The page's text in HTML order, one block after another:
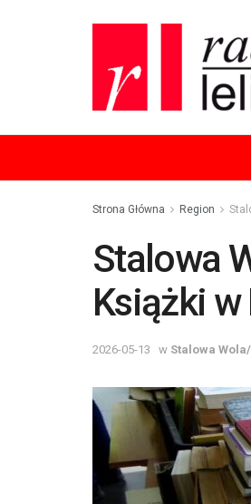
Strona Główna Region
Stalowa
Książki w
2026-05-13 w Stalowa